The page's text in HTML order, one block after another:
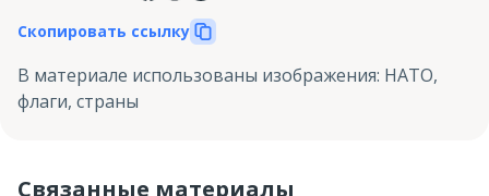
Скопировать ссылку
В материале использованы изображения: НАТО,
флаги, страны
Связанные материалы